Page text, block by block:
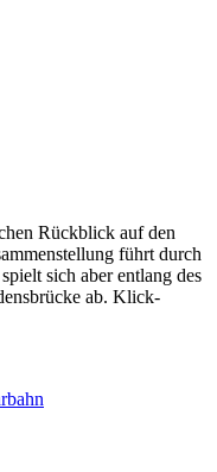
Rückblick auf den
führt durch
sich aber entlang des
ab. Klick-